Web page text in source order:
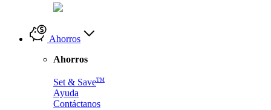
Ahorros
Ahorros
Set & SaveTM
Ayuda
Contáctanos